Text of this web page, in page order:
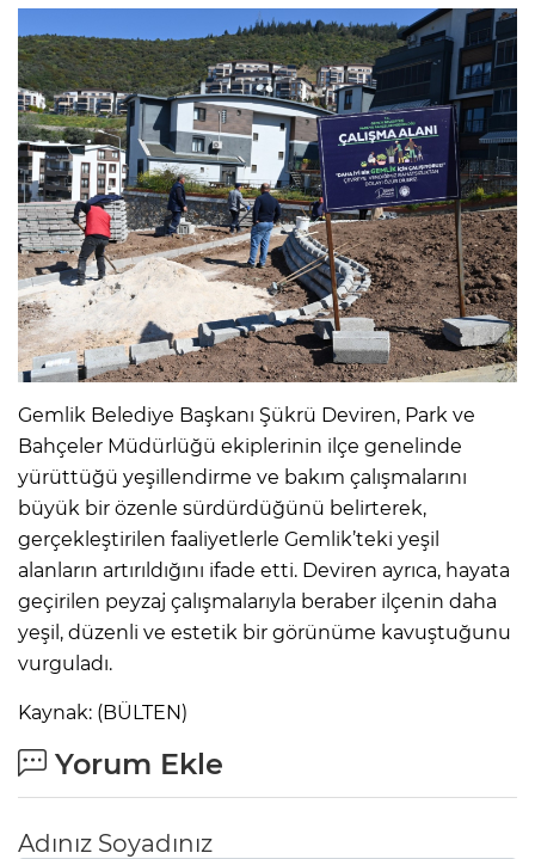
Gemlik Belediye Başkanı Şükrü Deviren, Park ve
Bahçeler Müdürlüğü ekiplerinin ilçe genelinde
yürüttüğü yeşillendirme ve bakım çalışmalarını
büyük bir özenle sürdürdüğünü belirterek,
gerçekleştirilen faaliyetlerle Gemlik’teki yeşil
alanların artırıldığını ifade etti. Deviren ayrıca, hayata
geçirilen peyzaj çalışmalarıyla beraber ilçenin daha
yeşil, düzenli ve estetik bir görünüme kavuştuğunu
vurguladı.
Kaynak: (BÜLTEN)
Yorum Ekle
Adınız Soyadınız